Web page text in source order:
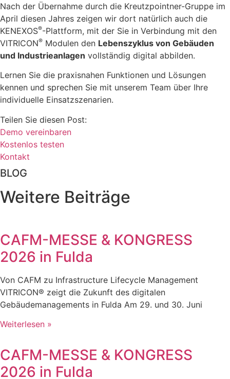
Nach der Übernahme durch die Kreutzpointner-Gruppe im
April diesen Jahres zeigen wir dort natürlich auch die
KENEXOS®-Plattform, mit der Sie in Verbindung mit den
VITRICON® Modulen den Lebenszyklus von Gebäuden
und Industrieanlagen vollständig digital abbilden.
Lernen Sie die praxisnahen Funktionen und Lösungen
kennen und sprechen Sie mit unserem Team über Ihre
individuelle Einsatzszenarien.
Teilen Sie diesen Post:
Demo vereinbaren
Kostenlos testen
Kontakt
BLOG
Weitere Beiträge
CAFM-MESSE & KONGRESS
2026 in Fulda
Von CAFM zu Infrastructure Lifecycle Management
VITRICON® zeigt die Zukunft des digitalen
Gebäudemanagements in Fulda Am 29. und 30. Juni
Weiterlesen »
CAFM-MESSE & KONGRESS
2026 in Fulda